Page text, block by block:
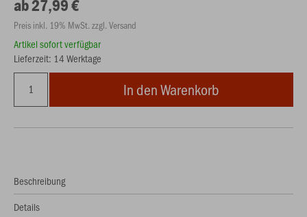
ab 27,99 €
Preis inkl. 19% MwSt. zzgl. Versand
Artikel sofort verfügbar
Lieferzeit: 14 Werktage
In den Warenkorb
Beschreibung
Details